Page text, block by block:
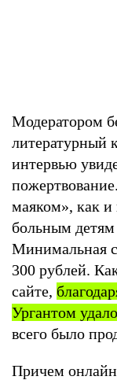
Модератором
литературный
интервью
маяком», как и
больным детям
Минимальная
300 рублей.
сайте,
Ургантом
всего было
Причем